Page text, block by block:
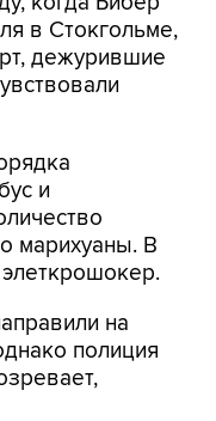
в Стокгольме,
дежурившие
и
марихуаны. В
на
полиция